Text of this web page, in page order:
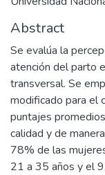
Abstract
Se evalúa la
atención del parto
transversal. Se
modificado para el
puntajes
calidad y de
78% de las
21 a 35 años y el